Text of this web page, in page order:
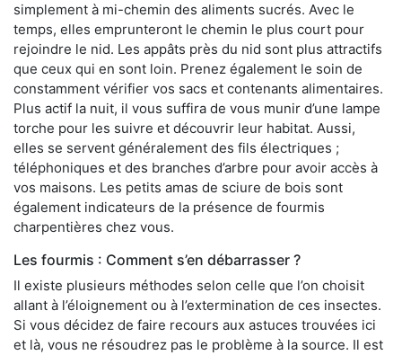
simplement à mi-chemin des aliments sucrés. Avec le
temps, elles emprunteront le chemin le plus court pour
rejoindre le nid. Les appâts près du nid sont plus attractifs
que ceux qui en sont loin. Prenez également le soin de
constamment vérifier vos sacs et contenants alimentaires.
Plus actif la nuit, il vous suffira de vous munir d’une lampe
torche pour les suivre et découvrir leur habitat. Aussi,
elles se servent généralement des fils électriques ;
téléphoniques et des branches d’arbre pour avoir accès à
vos maisons. Les petits amas de sciure de bois sont
également indicateurs de la présence de fourmis
charpentières chez vous.
Les fourmis : Comment s’en débarrasser ?
Il existe plusieurs méthodes selon celle que l’on choisit
allant à l’éloignement ou à l’extermination de ces insectes.
Si vous décidez de faire recours aux astuces trouvées ici
et là, vous ne résoudrez pas le problème à la source. Il est